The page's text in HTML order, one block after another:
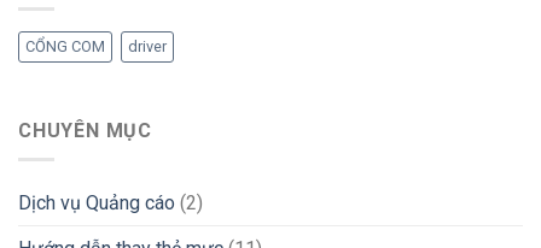
CỔNG COM driver
CHUYÊN MỤC
Dịch vụ Quảng cáo (2)